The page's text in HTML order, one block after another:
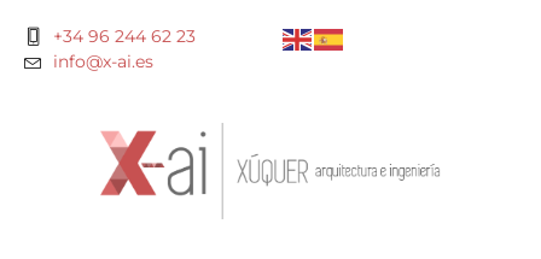
+34 96 244 62 23
info@x-ai.es